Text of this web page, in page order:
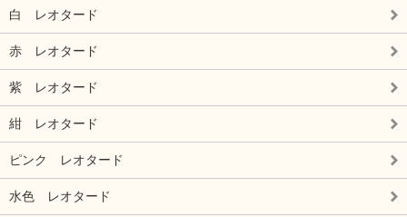
白 レオタード
赤 レオタード
紫 レオタード
紺 レオタード
ピンク レオタード
水色 レオタード